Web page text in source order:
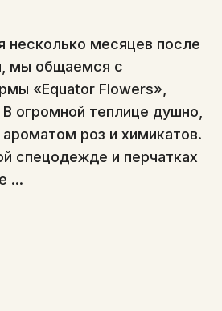
несколько месяцев после
мы общаемся с
«Equator Flowers»,
огромной теплице душно,
ароматом роз и химикатов.
спецодежде и перчатках
...